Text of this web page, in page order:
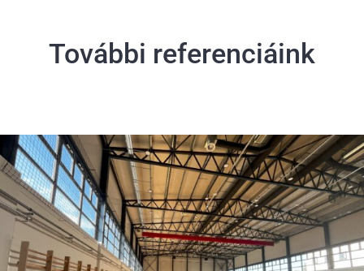
További referenciáink